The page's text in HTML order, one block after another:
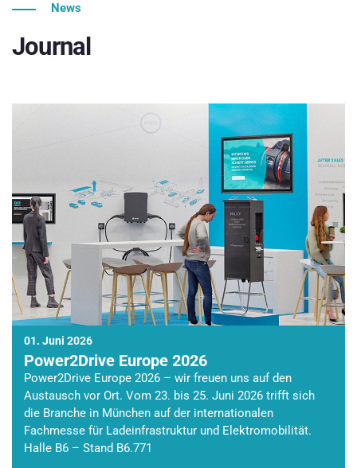
News
Journal
01. Juni 2026
Power2Drive Europe 2026
Power2Drive Europe 2026 – wir freuen uns auf den
Austausch vor Ort. Vom 23. bis 25. Juni 2026 trifft sich
die Branche in München auf der internationalen
Fachmesse für Ladeinfrastruktur und Elektromobilität.
Halle B6 – Stand B6.771